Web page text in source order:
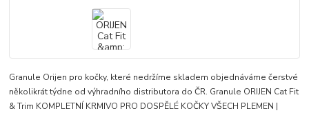
Granule Orijen pro kočky, které nedržíme skladem objednáváme čerstvé
několikrát týdne od výhradního distributora do ČR. Granule ORIJEN Cat Fit
& Trim KOMPLETNÍ KRMIVO PRO DOSPĚLÉ KOČKY VŠECH PLEMEN |